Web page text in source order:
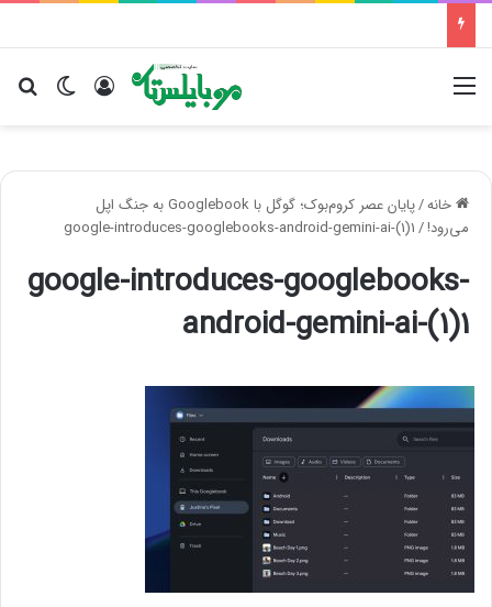
تغییر ورود
خانه/
پایان عصر کروم‌بوک؛ گوگل با Googlebook به جنگ اپل
می‌رود!/
google-introduces-googlebooks-android-gemini-ai-(1)1
google-introduces-googlebooks-
android-gemini-ai-(1)1